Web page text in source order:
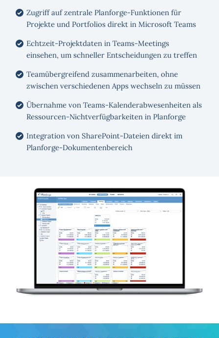
Zugriff auf zentrale Planforge-Funktionen für
Projekte und Portfolios direkt in Microsoft Teams
Echtzeit-Projektdaten in Teams-Meetings
einsehen, um schneller Entscheidungen zu treffen
Teamübergreifend zusammenarbeiten, ohne
zwischen verschiedenen Apps wechseln zu müssen
Übernahme von Teams-Kalenderabwesenheiten als
Ressourcen-Nichtverfügbarkeiten in Planforge
Integration von SharePoint-Dateien direkt im
Planforge-Dokumentenbereich